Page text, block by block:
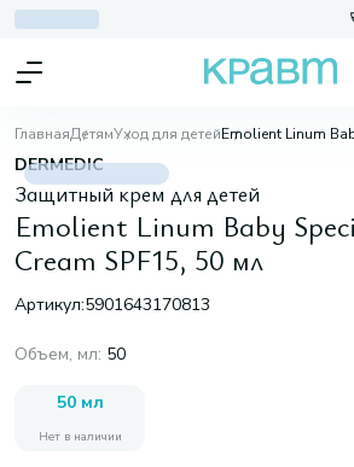
ГлавнаяДетямУход для детей
DERMEDIC
Защитный крем для детей
Emolient Linum Baby
Cream SPF15, 50 мл
Артикул:5901643170813
Объем, мл: 50
50 мл
Нет в наличии